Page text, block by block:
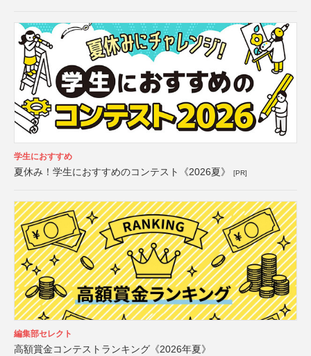
学生におすすめ
夏休み！学生におすすめのコンテスト《2026夏》 [PR]
編集部セレクト
高額賞金コンテストランキング《2026年夏》